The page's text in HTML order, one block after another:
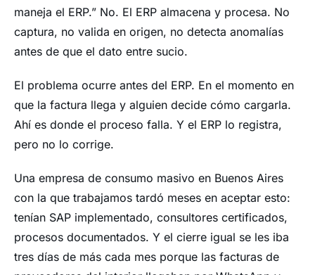
maneja el ERP.” No. El ERP almacena y procesa. No
captura, no valida en origen, no detecta anomalías
antes de que el dato entre sucio.
El problema ocurre antes del ERP. En el momento en
que la factura llega y alguien decide cómo cargarla.
Ahí es donde el proceso falla. Y el ERP lo registra,
pero no lo corrige.
Una empresa de consumo masivo en Buenos Aires
con la que trabajamos tardó meses en aceptar esto:
tenían SAP implementado, consultores certificados,
procesos documentados. Y el cierre igual se les iba
tres días de más cada mes porque las facturas de